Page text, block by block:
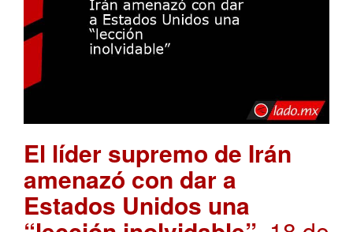
El líder supremo de Irán
amenazó con dar a
Estados Unidos una